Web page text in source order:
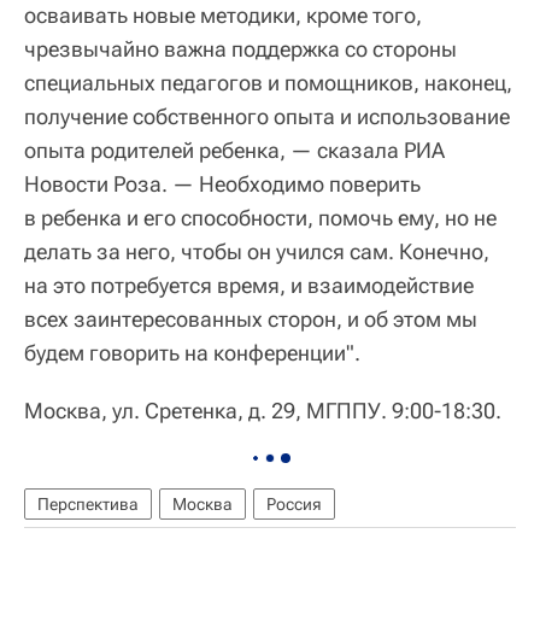
осваивать новые методики, кроме того,
чрезвычайно важна поддержка со стороны
специальных педагогов и помощников, наконец,
получение собственного опыта и использование
опыта родителей ребенка, — сказала РИА
Новости Роза. — Необходимо поверить
в ребенка и его способности, помочь ему, но не
делать за него, чтобы он учился сам. Конечно,
на это потребуется время, и взаимодействие
всех заинтересованных сторон, и об этом мы
будем говорить на конференции".
Москва, ул. Сретенка, д. 29, МГППУ. 9:00-18:30.
Перспектива Москва Россия